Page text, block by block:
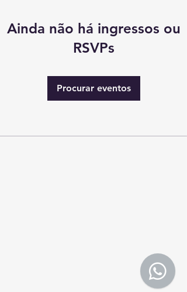
Ainda não há ingressos ou
RSVPs
Procurar eventos